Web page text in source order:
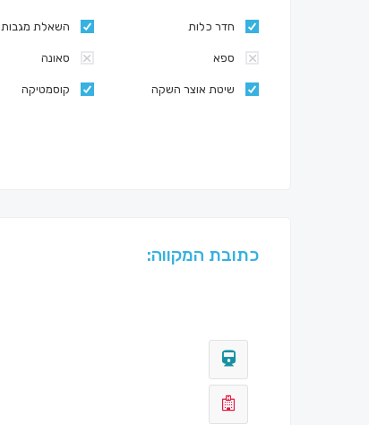
השאלת מגבות חדר כלות
סאונה ספא
קוסמטיקה שיטת אוצר השקה
כתובת המקווה: